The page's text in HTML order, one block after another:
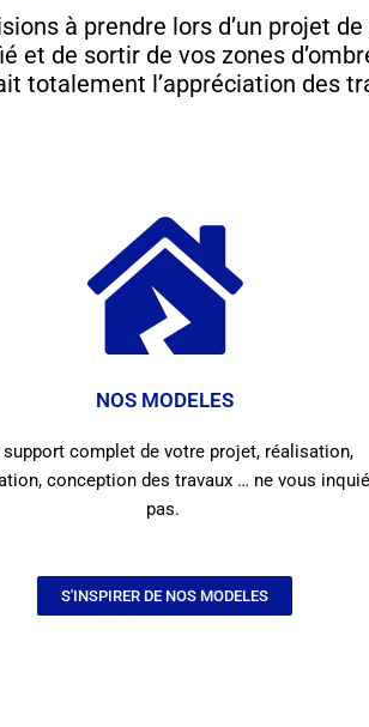
à prendre lors d’un projet
et de sortir de vos zones
totalement l’appréciation des
NOS MODELES
support complet de votre projet, réalisation,
conception des travaux … ne vous
pas.
S'INSPIRER DE NOS MODELES